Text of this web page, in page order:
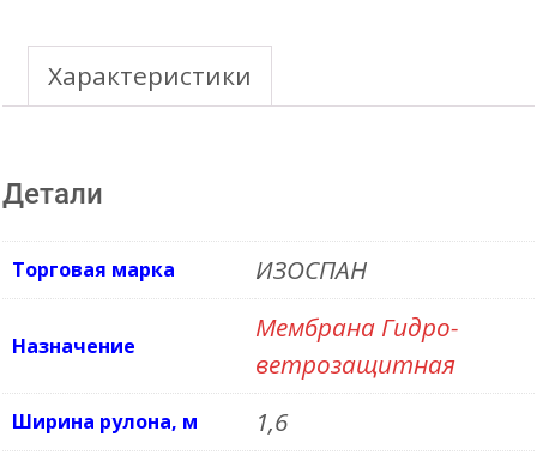
усиленная
трехслойная
(70м2/
рул.)
Характеристики
Детали
Торговая марка ИЗОСПАН
Назначение
Мембрана Гидро-
ветрозащитная
Ширина рулона, м 1,6